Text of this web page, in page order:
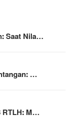
Saat Nila…
…
RTLH: M…